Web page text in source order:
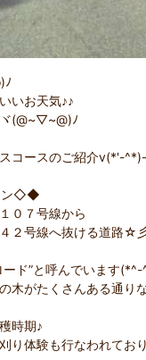
ﾉ
いお天気♪♪
(@~▽~@)ﾉ
コースのご紹介v(*'-
ン◇◆
０７号線から
２号線へ抜ける道路☆
ド”と呼んでいます(*^-
木がたくさんある通り
時期♪
り体験も行なわれて